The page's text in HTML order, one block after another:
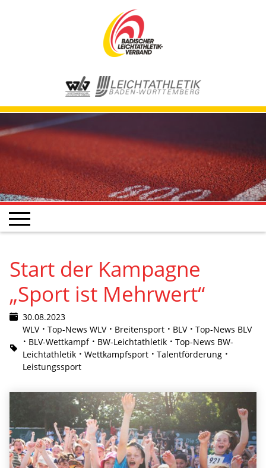
Start der Kampagne
„Sport ist Mehrwert“
30.08.2023
WLV
Top-News WLV Breitensport BLV
Top-News BLV
BLV-Wettkampf
BW-Leichtathletik
Top-News BW-
Leichtathletik
Wettkampfsport
Talentförderung
Leistungssport